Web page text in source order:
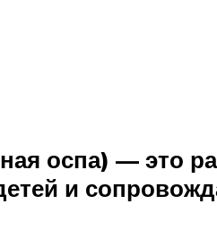
оспа) — это
и